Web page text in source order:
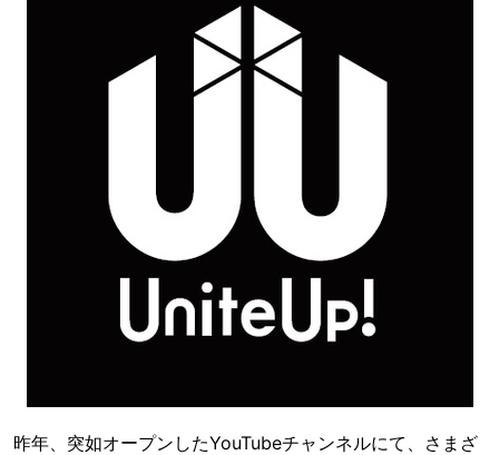
昨年、突如オープンしたYouTubeチャンネルにて、さまざ